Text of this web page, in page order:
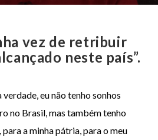
vez de retribuir
neste país”.
eu não tenho sonhos
no Brasil, mas também tenho
para a minha pátria, para o meu